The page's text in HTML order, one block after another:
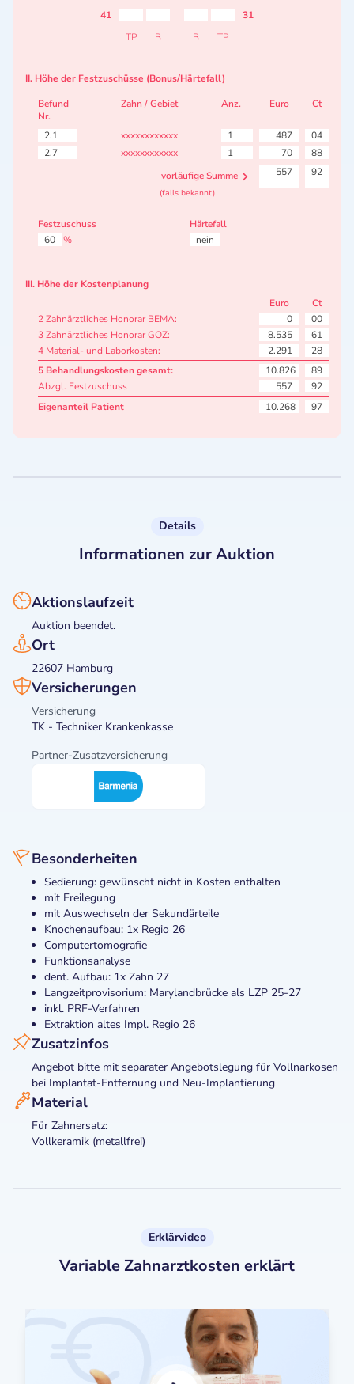
41
31
TP
B B TP
II. Höhe der Festzuschüsse (Bonus/Härtefall)
Befund
Nr.
Zahn / Gebiet Anz. Euro Ct
2.1 xxxxxxxxxxxx 1 487
04
2.7
xxxxxxxxxxxx 1 70
88
vorläufige Summe
557 92
(falls bekannt)
Festzuschuss
60
%
Härtefall
nein
III. Höhe der Kostenplanung
Euro
Ct
2 Zahnärztliches Honorar BEMA:
0
00
3 Zahnärztliches Honorar GOZ:
8.535
61
4 Material- und Laborkosten:
2.291
28
5 Behandlungskosten gesamt:
10.826
89
Abzgl. Festzuschuss
557
92
Eigenanteil Patient
10.268 97
Details
Informationen zur Auktion
Aktionslaufzeit
Auktion beendet.
Ort
22607 Hamburg
Versicherungen
Versicherung
TK - Techniker Krankenkasse
Partner-Zusatzversicherung
Besonderheiten
Sedierung: gewünscht nicht in Kosten enthalten
mit Freilegung
mit Auswechseln der Sekundärteile
Knochenaufbau: 1x Regio 26
Computertomografie
Funktionsanalyse
dent. Aufbau: 1x Zahn 27
Langzeitprovisorium: Marylandbrücke als LZP 25-27
inkl. PRF-Verfahren
Extraktion altes Impl. Regio 26
Zusatzinfos
Angebot bitte mit separater Angebotslegung für Vollnarkosen
bei Implantat-Entfernung und Neu-Implantierung
Material
Für Zahnersatz:
Vollkeramik (metallfrei)
Erklärvideo
Variable Zahnarztkosten erklärt